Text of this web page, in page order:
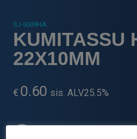
SJ-5009HA
KUMITASSU
22X10MM
€ 0.60 sis. ALV25.5%